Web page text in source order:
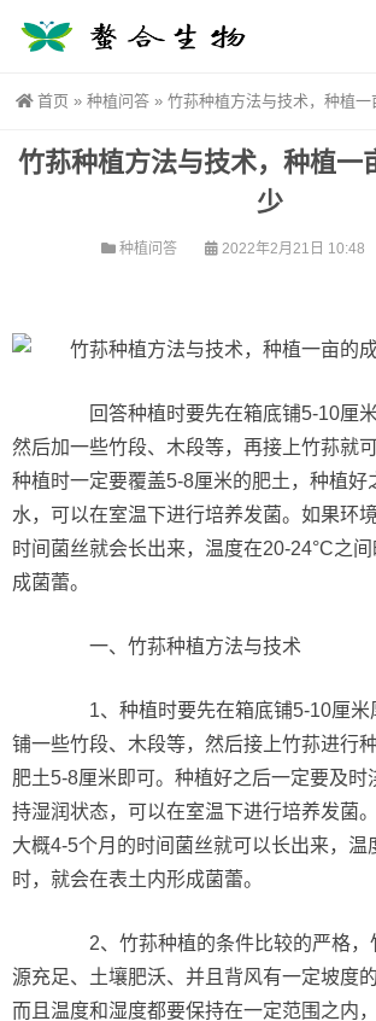
首页 » 种植问答 » 竹荪种植方法与技术，种植一
竹荪种植方法与技术，种植一
少
种植问答 2022年2月21日 10:48
回答种植时要先在箱底铺5-10厘米
然后加一些竹段、木段等，再接上竹荪就
种植时一定要覆盖5-8厘米的肥土，种植好
水，可以在室温下进行培养发菌。如果环
时间菌丝就会长出来，温度在20-24°C之
成菌蕾。
一、竹荪种植方法与技术
1、种植时要先在箱底铺5-10厘米
铺一些竹段、木段等，然后接上竹荪进行
肥土5-8厘米即可。种植好之后一定要及时
持湿润状态，可以在室温下进行培养发菌
大概4-5个月的时间菌丝就可以长出来，温
时，就会在表土内形成菌蕾。
2、竹荪种植的条件比较的严格，
源充足、土壤肥沃、并且背风有一定坡度
而且温度和湿度都要保持在一定范围之内